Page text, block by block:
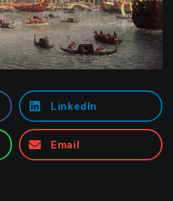
LinkedIn
Email